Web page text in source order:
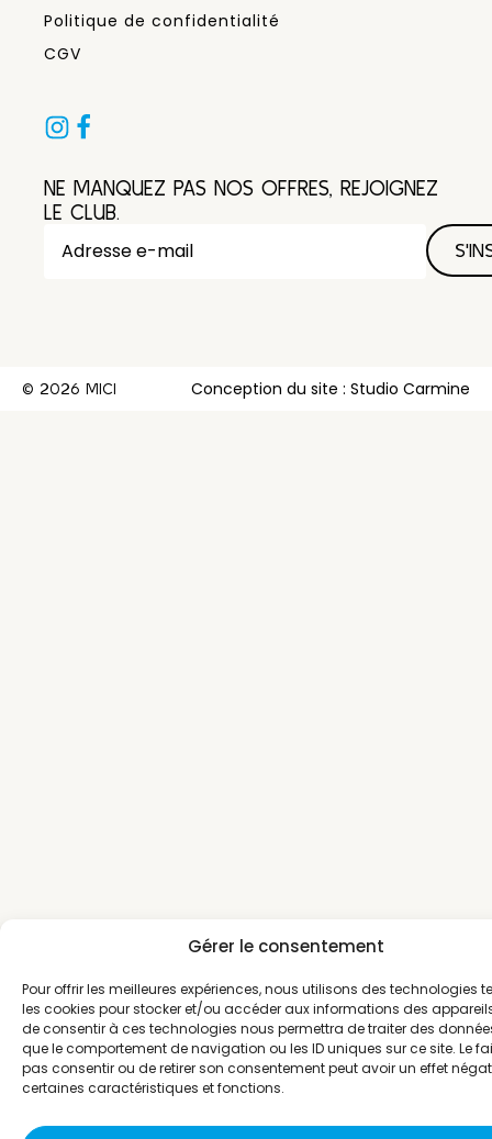
Gérer le consentement
Pour offrir les meilleures expériences, nous utilisons des technologies
les cookies pour stocker et/ou accéder aux informations des
de consentir à ces technologies nous permettra de traiter des
que le comportement de navigation ou les ID uniques sur ce site. Le
pas consentir ou de retirer son consentement peut avoir un effet
certaines caractéristiques et fonctions.
Politique de confidentialité
CGV
NE MANQUEZ PAS NOS OFFRES, REJOIGNEZ
LE CLUB.
© 2026 MICI Conception du site : Studio Carmine